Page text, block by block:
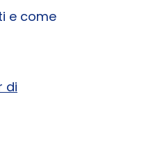
e come
di